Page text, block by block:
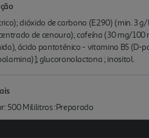
dióxido de carbono (E290) (min. 3
de cenoura); cafeína (30 mg/
ácido pantoténico - vitamina B5
glucoronolactona ; inositol.
500 Mililitros :Preparado